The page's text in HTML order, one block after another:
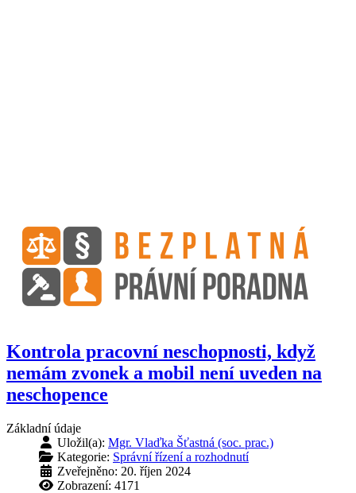
Kontrola pracovní neschopnosti, když
nemám zvonek a mobil není uveden na
neschopence
Základní údaje
Uložil(a): Mgr. Vlaďka Šťastná (soc. prac.)
Kategorie: Správní řízení a rozhodnutí
Zveřejněno: 20. říjen 2024
Zobrazení: 4171